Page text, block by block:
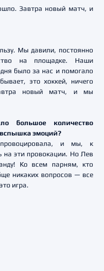
Мы давили, постоянно
на площадке. Наши
было за нас и помогало
это хоккей, ничего
новый матч, и мы
большое количество
вспышка эмоций?
и мы, к
на эти провокации. Но Лев
Ко всем парням, кто
никаких вопросов — все
игра.